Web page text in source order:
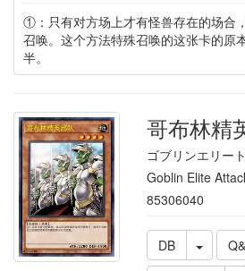
①：只有对方场上才有怪兽存在的场合
召唤。这个方法特殊召唤的这张卡的原
半。
哥布林精
ゴブリンエリー
Goblin Elite
85306040
DB